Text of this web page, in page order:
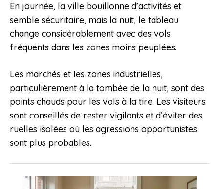
En journée, la ville bouillonne d’activités et
semble sécuritaire, mais la nuit, le tableau
change considérablement avec des vols
fréquents dans les zones moins peuplées.
Les marchés et les zones industrielles,
particulièrement à la tombée de la nuit, sont des
points chauds pour les vols à la tire. Les visiteurs
sont conseillés de rester vigilants et d’éviter des
ruelles isolées où les agressions opportunistes
sont plus probables.